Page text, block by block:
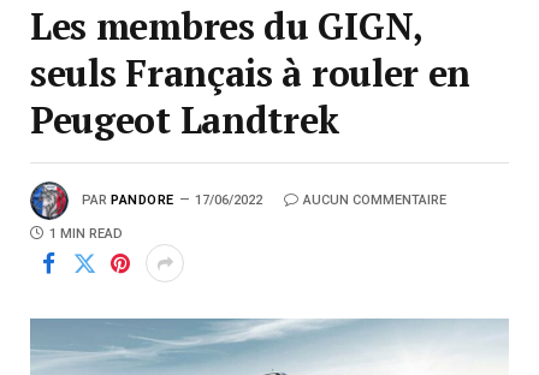
Les membres du GIGN,
seuls Français à rouler en
Peugeot Landtrek
PAR PANDORE 17/06/2022 AUCUN COMMENTAIRE
1 MIN READ